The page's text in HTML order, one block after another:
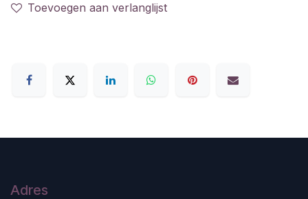
Toevoegen aan verlanglijst
Adres